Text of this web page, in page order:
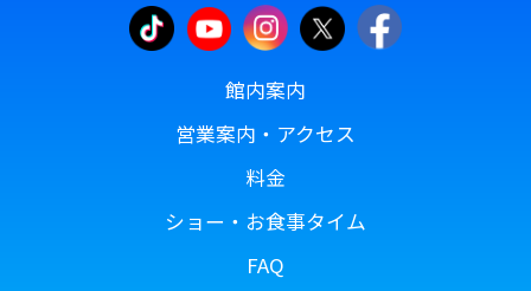
館内案内
営業案内・アクセス
料金
ショー・お食事タイム
FAQ